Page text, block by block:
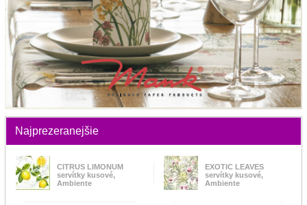
Najprezeranejšie
CITRUS LIMONUM
servítky kusové,
Ambiente
EXOTIC LEAVES
servítky kusové,
Ambiente